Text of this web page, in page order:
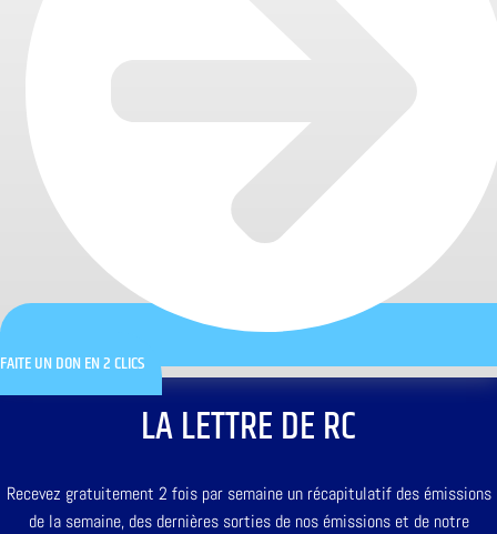
FAITE UN DON EN 2 CLICS
LA LETTRE DE RC
Recevez gratuitement 2 fois par semaine un récapitulatif des émissions
de la semaine, des dernières sorties de nos émissions et de notre